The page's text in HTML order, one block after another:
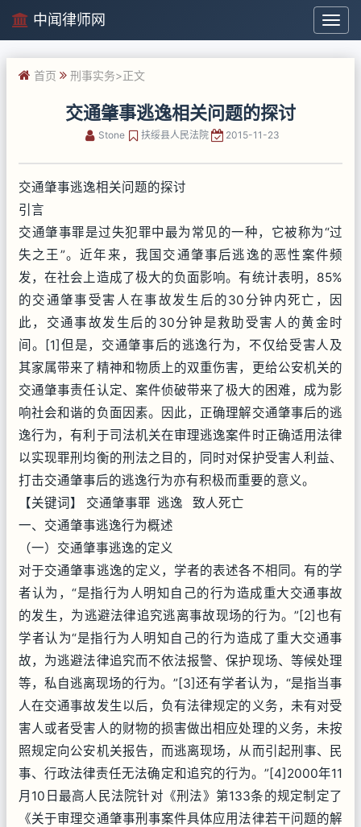
中
闻
律
中闻律师网
首页 刑事实务>正文
交通肇事逃逸相关问题的探讨
Stone 扶绥县人民法院 2015-11-23
交通肇事逃逸相关问题的探讨
引言
交通肇事罪是过失犯罪中最为常见的一种，它被称为“过
失之王”。近年来，我国交通肇事后逃逸的恶性案件频
发，在社会上造成了极大的负面影响。有统计表明，85%
的交通肇事受害人在事故发生后的30分钟内死亡，因
此，交通事故发生后的30分钟是救助受害人的黄金时
间。[1]但是，交通肇事后的逃逸行为，不仅给受害人及
其家属带来了精神和物质上的双重伤害，更给公安机关的
交通肇事责任认定、案件侦破带来了极大的困难，成为影
响社会和谐的负面因素。因此，正确理解交通肇事后的逃
逸行为，有利于司法机关在审理逃逸案件时正确适用法律
以实现罪刑均衡的刑法之目的，同时对保护受害人利益、
打击交通肇事后的逃逸行为亦有积极而重要的意义。
【关键词】 交通肇事罪 逃逸 致人死亡
一、交通肇事逃逸行为概述
（一）交通肇事逃逸的定义
对于交通肇事逃逸的定义，学者的表述各不相同。有的学
者认为，“是指行为人明知自己的行为造成重大交通事故
的发生，为逃避法律追究逃离事故现场的行为。”[2]也有
学者认为“是指行为人明知自己的行为造成了重大交通事
故，为逃避法律追究而不依法报警、保护现场、等候处理
等，私自逃离现场的行为。”[3]还有学者认为，“是指当事
人在交通事故发生以后，负有法律规定的义务，未有对受
害人或者受害人的财物的损害做出相应处理的义务，未按
照规定向公安机关报告，而逃离现场，从而引起刑事、民
事、行政法律责任无法确定和追究的行为。”[4]2000年11
月10日最高人民法院针对《刑法》第133条的规定制定了
《关于审理交通肇事刑事案件具体应用法律若干问题的解